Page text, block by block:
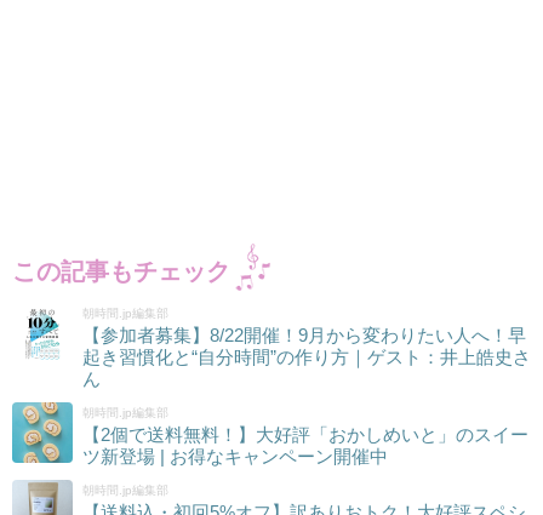
この記事もチェック
朝時間.jp編集部
【参加者募集】8/22開催！9月から変わりたい人へ！早
起き習慣化と“自分時間”の作り方｜ゲスト：井上皓史さ
ん
朝時間.jp編集部
【2個で送料無料！】大好評「おかしめいと」のスイー
ツ新登場 | お得なキャンペーン開催中
朝時間.jp編集部